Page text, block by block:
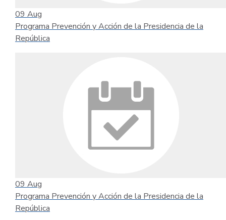
09 Aug
Programa Prevención y Acción de la Presidencia de la
República
09 Aug
Programa Prevención y Acción de la Presidencia de la
República